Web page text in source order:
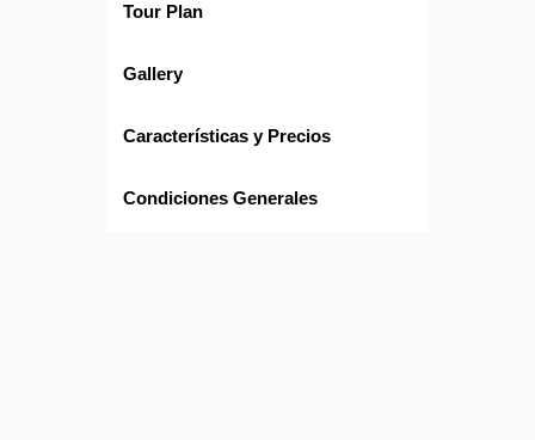
Tour Plan
Gallery
Características y Precios
Condiciones Generales